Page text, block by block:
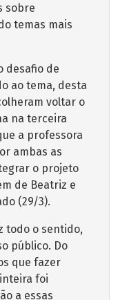
sobre
temas mais
desafio de
ao tema, desta
voltar o
na terceira
a professora
ambas as
o projeto
de Beatriz e
(29/3).
todo o sentido,
público. Do
que fazer
foi
a essas